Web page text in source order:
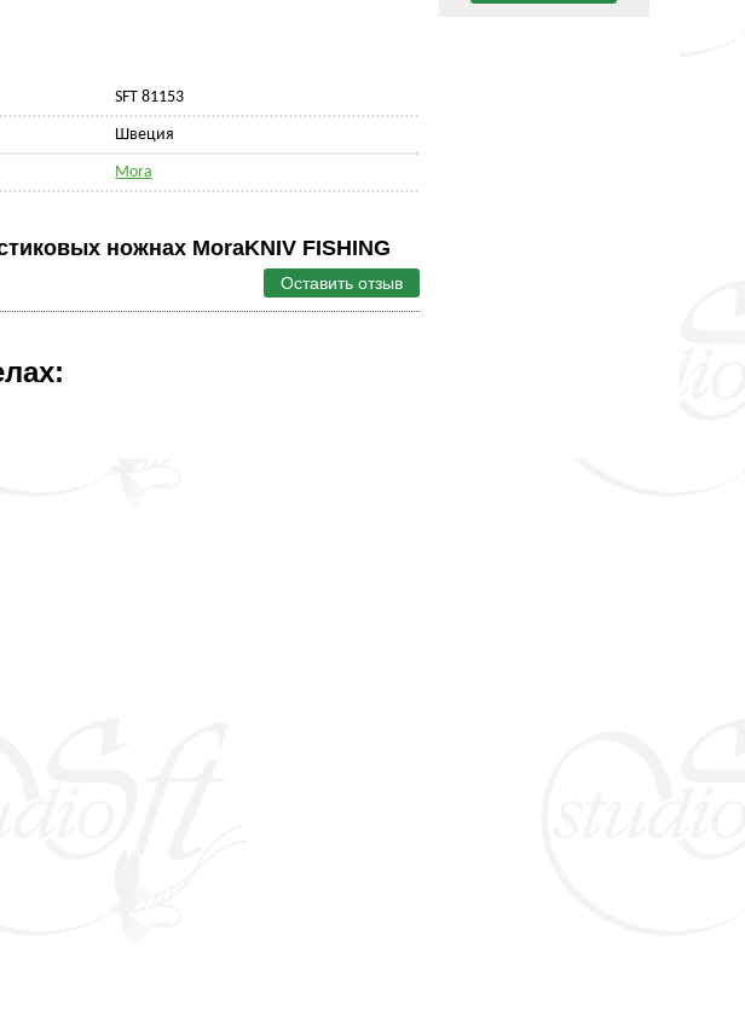
SFT 81153
Швеция
Mora
ножнах MoraKNIV FISHING
Оставить отзыв